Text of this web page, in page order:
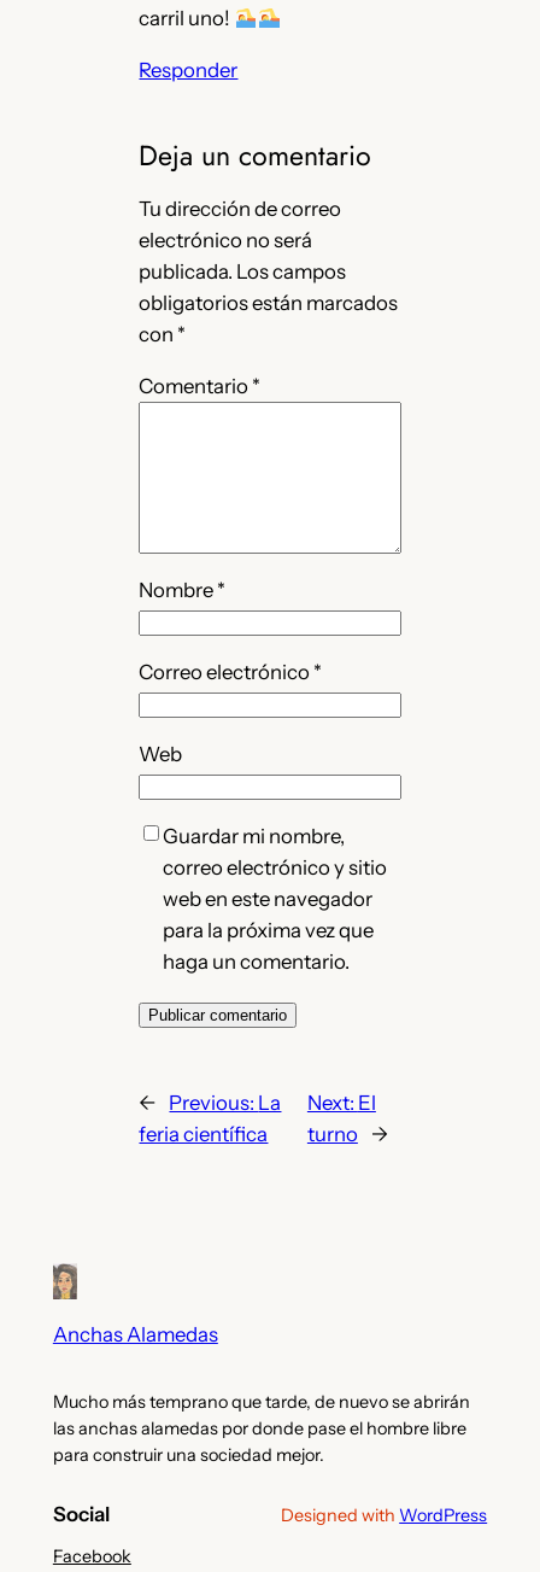
carril uno!
Responder
Deja un comentario
Tu dirección de correo
electrónico no será
publicada. Los campos
obligatorios están marcados
con *
Comentario *
Nombre *
Correo electrónico *
Web
Guardar mi nombre,
correo electrónico y sitio
web en este navegador
para la próxima vez que
haga un comentario.
← Previous: La
feria científica
Next: El
turno
→
Anchas Alamedas
Mucho más temprano que tarde, de nuevo se abrirán
las anchas alamedas por donde pase el hombre libre
para construir una sociedad mejor.
Social
Facebook
Designed with WordPress